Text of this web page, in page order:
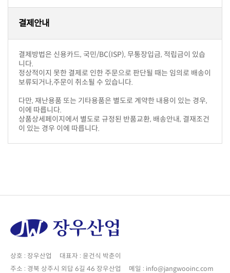
결제안내
니다.
보류되거나,주문이 취소될 수 있습니다.
이에 따릅니다.
이 있는 경우 이에 따릅니다.
상호 : 장우산업 대표자 : 윤건식 박춘이
주소 : 경북 상주시 외답 6길 46 장우산업 메일 : info@jangwooinc.com